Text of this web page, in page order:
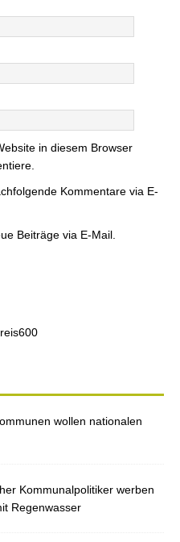
in diesem Browser
Kommentare via E-
Beiträge via E-Mail.
wollen nationalen
Kommunalpolitiker werben
Regenwasser